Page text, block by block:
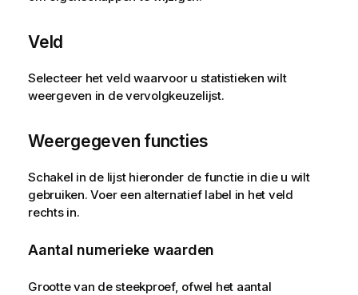
Veld
Selecteer het veld waarvoor u statistieken wilt
weergeven in de vervolgkeuzelijst.
Weergegeven functies
Schakel in de lijst hieronder de functie in die u wilt
gebruiken. Voer een alternatief label in het veld
rechts in.
Aantal numerieke waarden
Grootte van de steekproef, ofwel het aantal